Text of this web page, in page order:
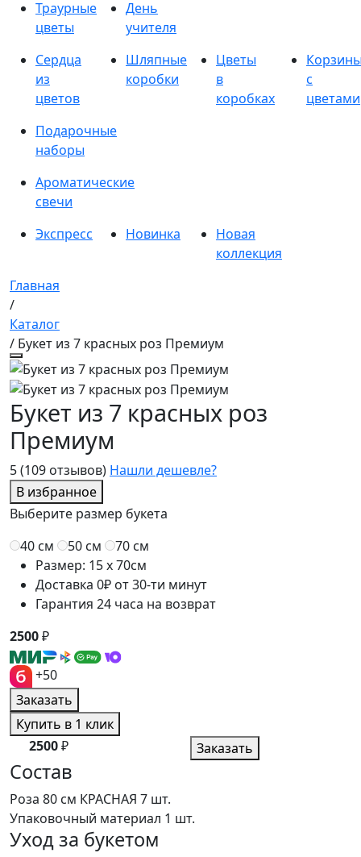
Траурные
цветы
День
учителя
Сердца
из
цветов
Шляпные
коробки
Цветы
в
коробках
с
цветами
Подарочные
наборы
Ароматические
свечи
Экспресс
Новинка
Новая
коллекция
Главная
/
Каталог
/ Букет из 7 красных роз Премиум
5(109 отзывов) Нашли дешевле?
В избранное
Букет из 7 красных роз
Премиум
Выберите размер букета
40 см
50 см
70 см
Размер: 15 x 70см
Доставка 0₽ от 30-ти минут
Гарантия 24 часа на возврат
2500₽
+50
Заказать
Купить в 1 клик
2500₽ Заказать
Состав
Роза 80 см КРАСНАЯ 7 шт.
Упаковочный материал 1 шт.
Уход за букетом